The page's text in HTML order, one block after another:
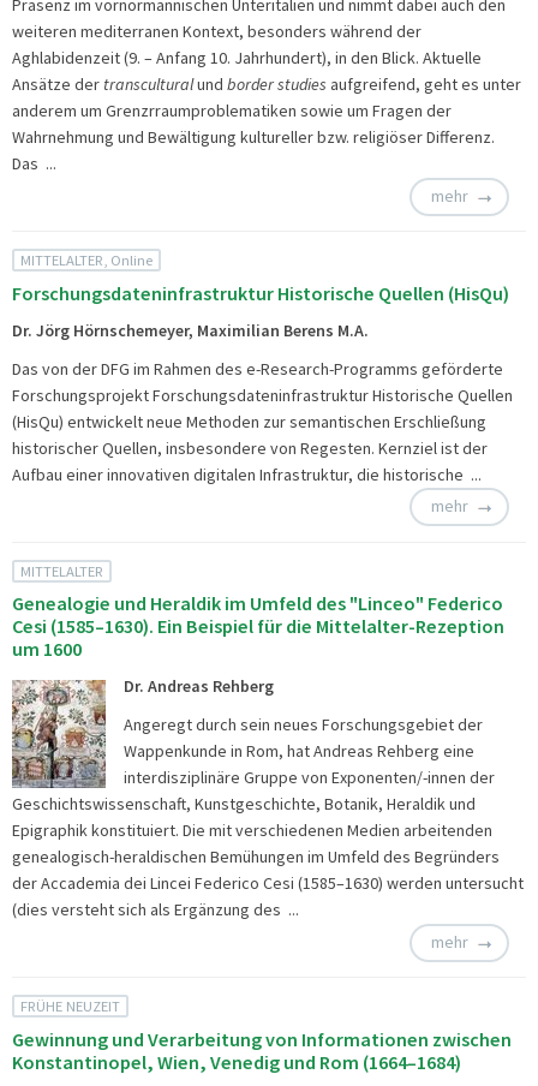
Präsenz im vornormannischen Unteritalien und nimmt dabei auch den
weiteren mediterranen Kontext, besonders während der
Aghlabidenzeit (9. – Anfang 10. Jahrhundert), in den Blick. Aktuelle
Ansätze der transculturalund border studies aufgreifend, geht es unter
anderem um Grenzrraumproblematiken sowie um Fragen der
Wahrnehmung und Bewältigung kultureller bzw. religiöser Differenz.
Das ...
mehr
MITTELALTER, Online
Forschungsdateninfrastruktur Historische Quellen (HisQu)
Dr. Jörg Hörnschemeyer, Maximilian Berens M.A.
Das von der DFG im Rahmen des e-Research-Programms geförderte
ForschungsprojektForschungsdateninfrastruktur Historische Quellen
(HisQu) entwickelt neue Methoden zur semantischen Erschließung
historischer Quellen, insbesondere von Regesten. Kernziel ist der
Aufbau einer innovativen digitalen Infrastruktur, die historische ...
mehr
MITTELALTER
Genealogie und Heraldik im Umfeld des "Linceo" Federico
Cesi (1585–1630). Ein Beispiel für die Mittelalter-Rezeption
um 1600
Dr. Andreas Rehberg
Angeregt durch sein neues Forschungsgebiet der
Wappenkunde in Rom, hat Andreas Rehberg eine
interdisziplinäre Gruppe von Exponenten/-innen der
Geschichtswissenschaft, Kunstgeschichte, Botanik, Heraldik und
Epigraphik konstituiert. Die mit verschiedenen Medien arbeitenden
genealogisch-heraldischen Bemühungen im Umfeld des Begründers
der Accademia dei Lincei Federico Cesi (1585–1630) werden untersucht
(dies versteht sich als Ergänzung des ...
mehr
FRÜHE NEUZEIT
Gewinnung und Verarbeitung von Informationen zwischen
Konstantinopel, Wien, Venedig und Rom (1664–1684)